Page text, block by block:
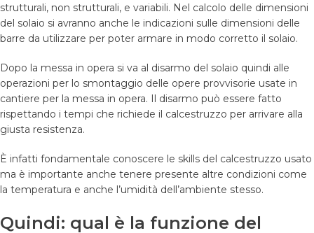
strutturali, non strutturali, e variabili. Nel calcolo delle dimensioni
del solaio si avranno anche le indicazioni sulle dimensioni delle
barre da utilizzare per poter armare in modo corretto il solaio.
Dopo la messa in opera si va al disarmo del solaio quindi alle
operazioni per lo smontaggio delle opere provvisorie usate in
cantiere per la messa in opera. Il disarmo può essere fatto
rispettando i tempi che richiede il calcestruzzo per arrivare alla
giusta resistenza.
È infatti fondamentale conoscere le skills del calcestruzzo usato
ma è importante anche tenere presente altre condizioni come
la temperatura e anche l’umidità dell’ambiente stesso.
Quindi: qual è la funzione del